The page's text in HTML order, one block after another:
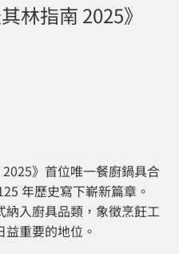
林指南 2025》
》首位唯一餐廚鍋具合
年歷史寫下嶄新篇章。
入廚具品類，象徵烹飪工
重要的地位。